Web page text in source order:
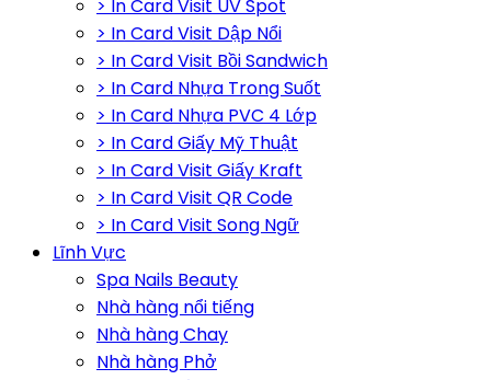
> In Card Visit UV Spot
> In Card Visit Dập Nổi
> In Card Visit Bồi Sandwich
> In Card Nhựa Trong Suốt
> In Card Nhựa PVC 4 Lớp
> In Card Giấy Mỹ Thuật
> In Card Visit Giấy Kraft
> In Card Visit QR Code
> In Card Visit Song Ngữ
Lĩnh Vực
Spa Nails Beauty
Nhà hàng nổi tiếng
Nhà hàng Chay
Nhà hàng Phở